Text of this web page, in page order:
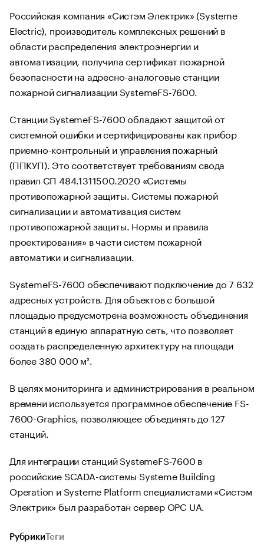
Российская компания «Систэм Электрик» (Systeme
Electric), производитель комплексных решений в
области распределения электроэнергии и
автоматизации, получила сертификат пожарной
безопасности на адресно-аналоговые станции
пожарной сигнализации SystemeFS-7600.
Станции SystemeFS-7600 обладают защитой от
системной ошибки и сертифицированы как прибор
приемно-контрольный и управления пожарный
(ППКУП). Это соответствует требованиям свода
правил СП 484.1311500.2020 «Системы
противопожарной защиты. Системы пожарной
сигнализации и автоматизация систем
противопожарной защиты. Нормы и правила
проектирования» в части систем пожарной
автоматики и сигнализации.
SystemeFS-7600 обеспечивают подключение до 7 632
адресных устройств. Для объектов с большой
площадью предусмотрена возможность объединения
станций в единую аппаратную сеть, что позволяет
создать распределенную архитектуру на площади
более 380 000 м².
В целях мониторинга и администрирования в реальном
времени используется программное обеспечение FS-
7600-Graphics, позволяющее объединять до 127
станций.
Для интеграции станций SystemeFS-7600 в
российские SCADA-системы Systeme Building
Operation и Systeme Platform специалистами «Систэм
Электрик» был разработан сервер OPC UA.
Рубрики Теги